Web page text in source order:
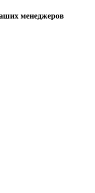
менеджеров